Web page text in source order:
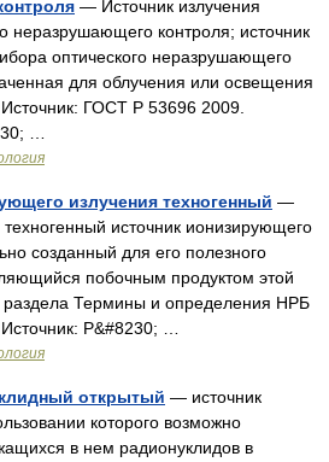
— Источник излучения
неразрушающего контроля; источник
оптического неразрушающего
для облучения или освещения
ГОСТ Р 53696 2009.
…
излучения техногенный —
техногенный источник ионизирующего
созданный для его полезного
побочным продуктом этой
раздела Термины и определения НРБ
Р&#8230; …
открытый — источник
которого возможно
в нем радионуклидов в